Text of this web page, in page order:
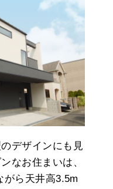
デザインにも見
なお住まいは、
がら天井高3.5m